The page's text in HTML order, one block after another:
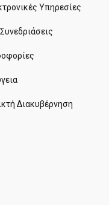
Υπηρεσίες
Διακυβέρνηση